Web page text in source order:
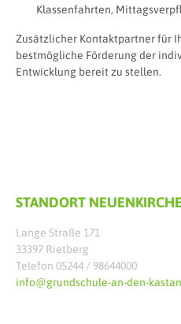
Klassenfahrten,
Zusätzlicher Kontaktpartner für
bestmögliche Förderung der
Entwicklung bereit zu stellen.
STANDORT
Lange Straße 171
33397 Rietberg
Telefon 05244 / 98644000
info@grundschule-an-den-